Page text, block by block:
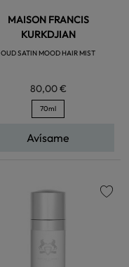
MAISON FRANCIS
KURKDJIAN
OUD SATIN MOOD HAIR MIST
80,00 €
70ml
Avísame